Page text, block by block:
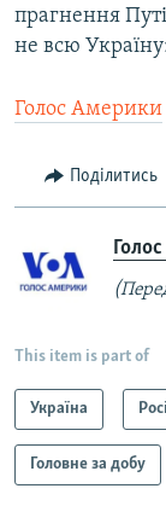
прагнення
не всю
Голос Америки
Поділитись
This item is part of
Україна
Головне за добу